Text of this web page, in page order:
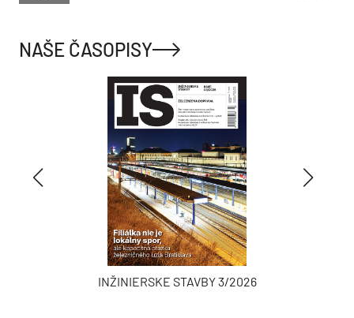
NAŠE ČASOPISY
INŽINIERSKE STAVBY 3/2026